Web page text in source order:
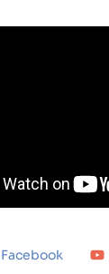
Facebook